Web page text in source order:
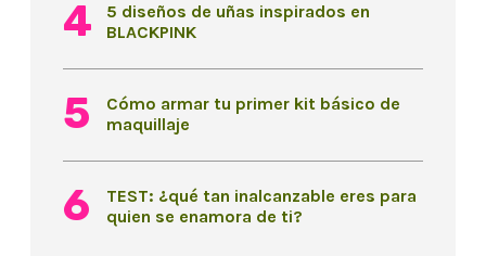
5 diseños de uñas inspirados en
BLACKPINK
Cómo armar tu primer kit básico de
maquillaje
TEST: ¿qué tan inalcanzable eres para
quien se enamora de ti?